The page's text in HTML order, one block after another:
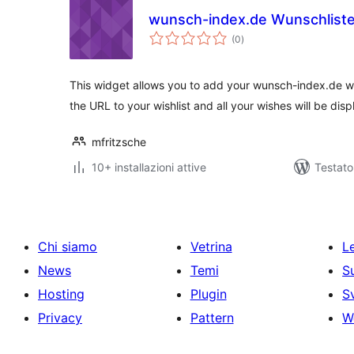
wunsch-index.de
(0valutazioni
totali
)
This widget allows you to add your wunsch-index.de
the URL to your wishlist and all your wishes will be
mfritzsche
10+ installazioni attive
Chi siamo
News
Hosting
Privacy
Vetrina
Temi
Plugin
Pattern